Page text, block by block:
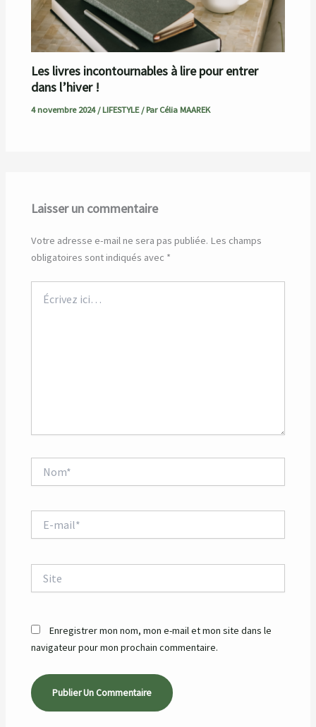
Les livres incontournables à lire pour entrer
dans l’hiver !
4 novembre 2024/LIFESTYLE/ ParCélia MAAREK
Laisser un commentaire
Votre adresse e-mail ne sera pas publiée. Les champs
obligatoires sont indiqués avec *
ici…
mail*
Enregistrer mon nom, mon e-mail et mon site dans le
navigateur pour mon prochain commentaire.